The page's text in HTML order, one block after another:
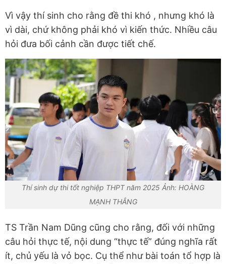
Vì vậy thí sinh cho rằng đề thi khó , nhưng khó là
vì dài, chứ không phải khó vì kiến thức. Nhiều câu
hỏi đưa bối cảnh cần được tiết chế.
Thí sinh dự thi tốt nghiệp THPT năm 2025 Ảnh: HOÀNG
MẠNH THẮNG
TS Trần Nam Dũng cũng cho rằng, đối với những
câu hỏi thực tế, nội dung “thực tế” đúng nghĩa rất
ít, chủ yếu là vỏ bọc. Cụ thể như bài toán tổ hợp là